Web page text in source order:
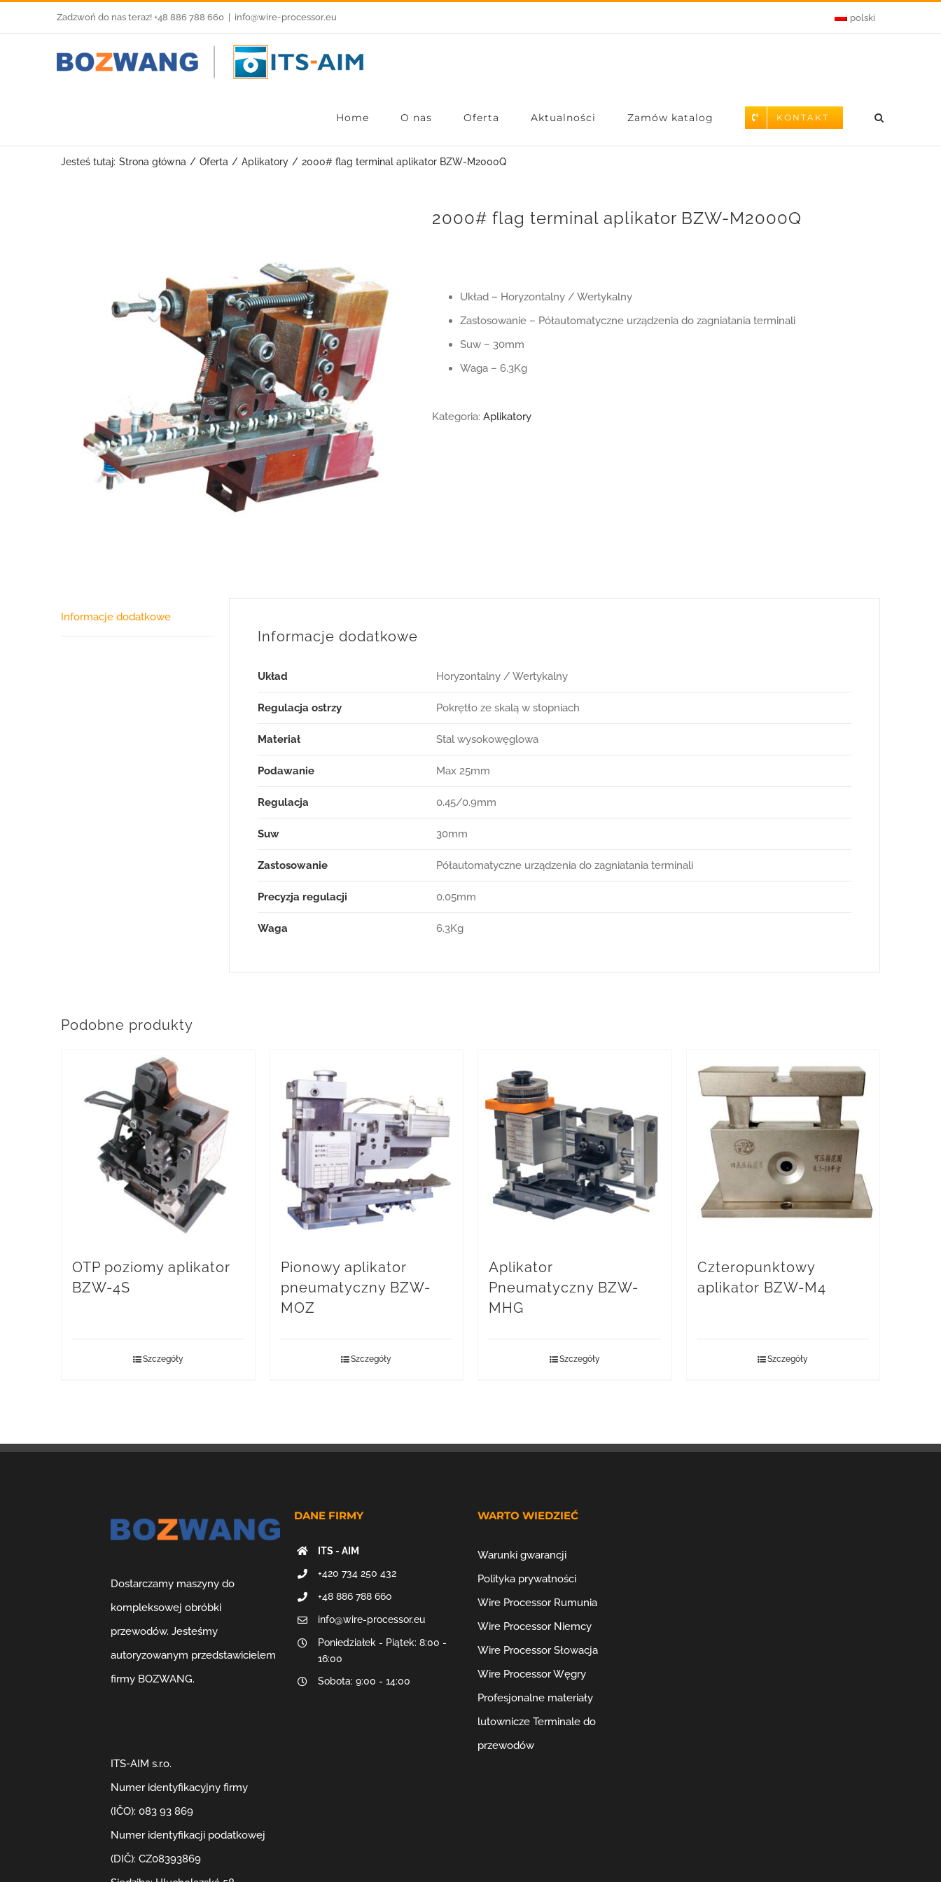
do
Zadzwoń do nas teraz! +48 886 788 660 info@wire-processor.eu polski
Home O nas Oferta Aktualności Zamów katalog KONTAKT
Jesteś tutaj: Strona główna Oferta Aplikatory 2000# flag terminal aplikator BZW-M2000Q
2000# flag terminal aplikator BZW-M2000Q
Układ – Horyzontalny / Wertykalny
Zastosowanie – Półautomatyczne urządzenia do zagniatania terminali
Suw – 30mm
Waga – 6.3Kg
Kategoria: Aplikatory
Informacje dodatkowe
Informacje dodatkowe
Układ Horyzontalny / Wertykalny
Regulacja ostrzy Pokrętło ze skalą w stopniach
Materiał Stal wysokowęglowa
Podawanie Max 25mm
Regulacja 0.45/0.9mm
Suw 30mm
Zastosowanie Półautomatyczne urządzenia do zagniatania terminali
Precyzja regulacji 0.05mm
Waga 6.3Kg
Podobne produkty
OTP poziomy aplikator
BZW-4S
Szczegóły
Pionowy aplikator
pneumatyczny BZW-
MOZ
Szczegóły
Aplikator
Pneumatyczny BZW-
MHG
Szczegóły
Czteropunktowy
aplikator BZW-M4
Szczegóły
Dostarczamy maszyny do
kompleksowej obróbki
przewodów. Jesteśmy
autoryzowanym przedstawicielem
firmy BOZWANG.
ITS-AIM s.r.o.
Numer identyfikacyjny firmy
(IČO): 083 93 869
Numer identyfikacji podatkowej
(DIČ): CZ08393869
DANE FIRMY
ITS - AIM
+420 734 250 432
+48 886 788 660
info@wire-processor.eu
Poniedziałek - Piątek: 8:00 -
16:00
Sobota: 9:00 - 14:00
WARTO WIEDZIEĆ
Warunki gwarancji
Polityka prywatności
Wire Processor Rumunia
Wire Processor Niemcy
Wire Processor Słowacja
Wire Processor Węgry
Profesjonalne materiały
lutownicze Terminale do
przewodów